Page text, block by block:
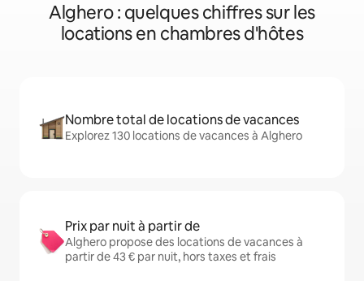
Alghero : quelques chiffres sur les
locations en chambres d'hôtes
Nombre total de locations de vacances
Explorez 130 locations de vacances à Alghero
Prix par nuit à partir de
Alghero propose des locations de vacances à
partir de 43 € par nuit, hors taxes et frais